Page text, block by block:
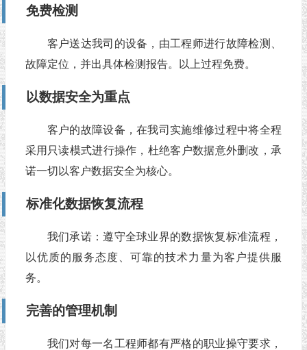
免费检测
客户送达我司的设备，由工程师进行故障检测、
故障定位，并出具体检测报告。以上过程免费。
以数据安全为重点
客户的故障设备，在我司实施维修过程中将全程
采用只读模式进行操作，杜绝客户数据意外删改，承
诺一切以客户数据安全为核心。
标准化数据恢复流程
我们承诺：遵守全球业界的数据恢复标准流程，
以优质的服务态度、可靠的技术力量为客户提供服
务。
完善的管理机制
我们对每一名工程师都有严格的职业操守要求，